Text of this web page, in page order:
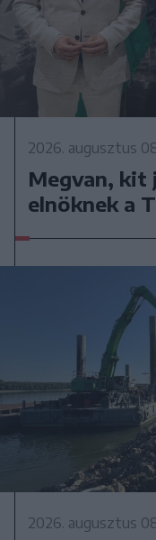
2026. augusztus
Megvan, kit
elnöknek a
2026. augusztus